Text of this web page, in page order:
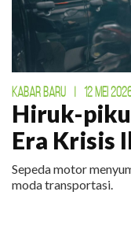
KABAR BARU 12 MEI
Hiruk-
Era Krisis
Sepeda motor
moda transportasi.